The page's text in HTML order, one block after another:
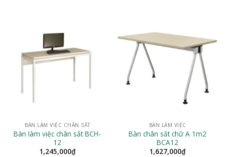
BÀN LÀM VIỆC CHÂN SẮT
Bàn làm việc chân sắt BCH-
12
1,245,000₫
BÀN LÀM VIỆC
Bàn chân sắt chữ A 1m2
BCA12
1,627,000₫